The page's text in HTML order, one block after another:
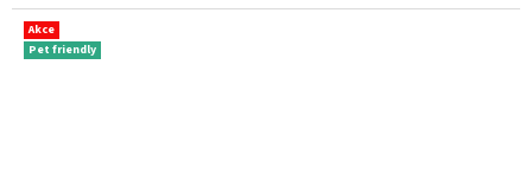
Akce
Pet friendly